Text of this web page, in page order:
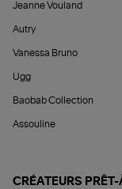
Jeanne Vouland
Autry
Vanessa Bruno
Ugg
Baobab Collection
Assouline
CRÉATEURS